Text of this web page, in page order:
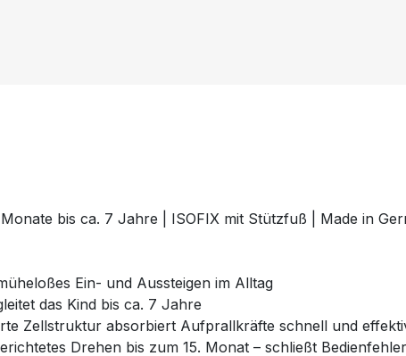
bis ca. 7 Jahre | ISOFIX mit Stützfuß | Made in
Ein- und Aussteigen im Alltag
das Kind bis ca. 7 Jahre
Zellstruktur absorbiert Aufprallkräfte schnell und
Drehen bis zum 15. Monat – schließt